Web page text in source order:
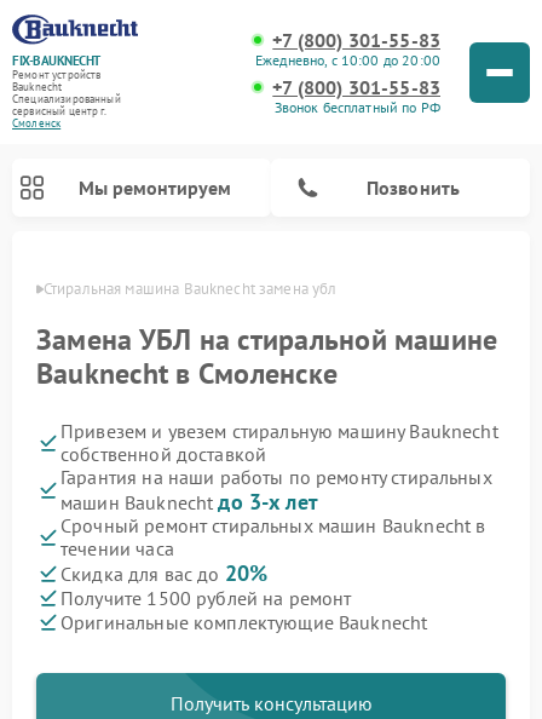
FIX-BAUKNECHT
Ремонт устройств
Bauknecht
Специализированный
cервисный центр г.
Смоленск
+7 (800) 301-55-83
Ежедневно, с 10:00 до 20:00
+7 (800) 301-55-83
Звонок бесплатный по РФ
Мы ремонтируем Позвонить
Стиральная машина Bauknecht замена убл
Замена УБЛ на стиральной машине
Bauknecht в Смоленске
Привезем и увезем стиральную машину Bauknecht
собственной доставкой
Гарантия на наши работы по ремонту стиральных
машин Bauknechtдо 3-х лет
Срочный ремонт стиральных машин Bauknecht в
течении часа
Скидка для вас до 20%
Получите 1500 рублей на ремонт
Оригинальные комплектующие Bauknecht
Получить консультацию